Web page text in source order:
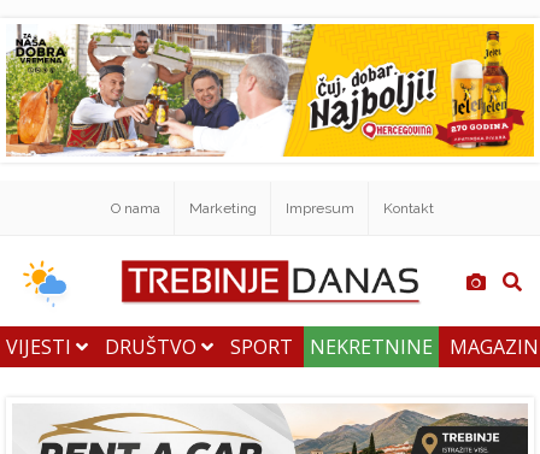
O nama Marketing Impresum Kontakt
VIJESTI DRUŠTVO SPORT NEKRETNINE